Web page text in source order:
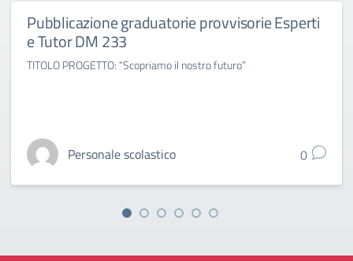
Pubblicazione graduatorie provvisorie Esperti
e Tutor DM 233
TITOLO PROGETTO: “Scopriamo il nostro futuro”
Personale scolastico 0